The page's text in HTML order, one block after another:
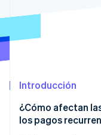
Radar
Eliminación de
Identity
Verificación de
Introducción
¿Cómo afectan
los pagos